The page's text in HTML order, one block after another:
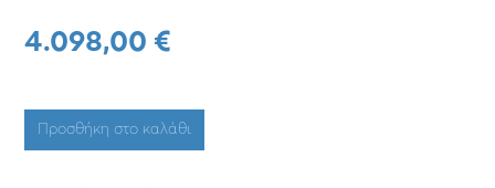
4.098,00 €
Προσθήκη στο καλάθι